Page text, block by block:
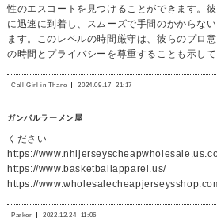
性のエスコートを見つけることができます。
に迅速に到着し、スムーズで手間のかからな
ます。このレベルの時間厳守は、彼らのプロ
の時間とプライバシーを尊重することも示して
Call Girl in Thane 2024.09.17 21:17
ガンバルラーメン屋
ください
https://
https://www.basketballapparel.us/
https://
Parker 2022.12.24 11:06